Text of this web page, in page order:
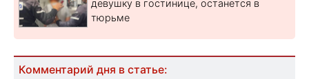
девушку в гостинице, останется в
тюрьме
Комментарий дня в статье: